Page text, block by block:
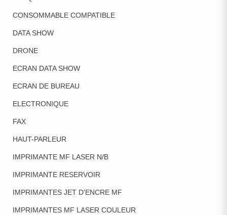
CONSOMMABLE COMPATIBLE
DATA SHOW
DRONE
ECRAN DATA SHOW
ECRAN DE BUREAU
ELECTRONIQUE
FAX
HAUT-PARLEUR
IMPRIMANTE MF LASER N/B
IMPRIMANTE RESERVOIR
IMPRIMANTES JET D'ENCRE MF
IMPRIMANTES MF LASER COULEUR